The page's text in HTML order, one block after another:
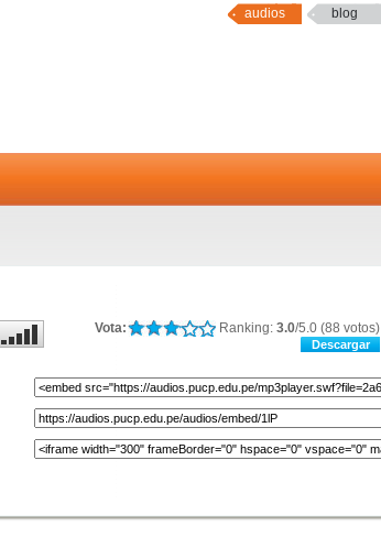
audios blog
Vota: Ranking: 3.0/5.0 (88 votos)
Descargar